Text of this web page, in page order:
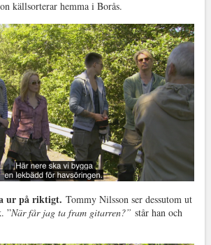
källsorterar hemma i Borås.
ur på riktigt. Tommy Nilsson ser dessutom ut
”När får jag ta fram gitarren?” står han och